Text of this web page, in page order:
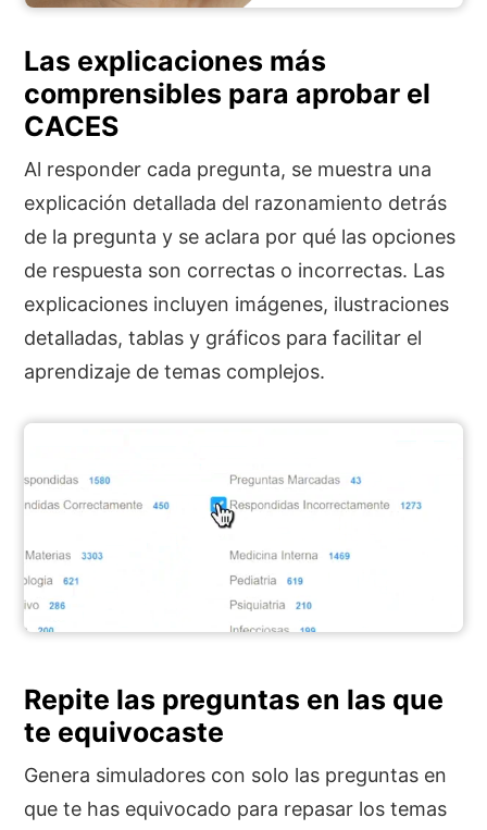
Las explicaciones más
comprensibles para aprobar el
CACES
Al responder cada pregunta, se muestra una
explicación detallada del razonamiento detrás
de la pregunta y se aclara por qué las opciones
de respuesta son correctas o incorrectas. Las
explicaciones incluyen imágenes, ilustraciones
detalladas, tablas y gráficos para facilitar el
aprendizaje de temas complejos.
Repite las preguntas en las que
te equivocaste
Genera simuladores con solo las preguntas en
que te has equivocado para repasar los temas